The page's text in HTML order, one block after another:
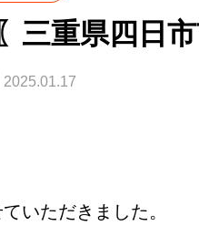
三重県四日
2025.01.17
いただきました。